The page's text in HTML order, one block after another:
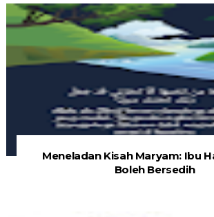
Meneladan Kisah Maryam: Ibu
Boleh Bersedih